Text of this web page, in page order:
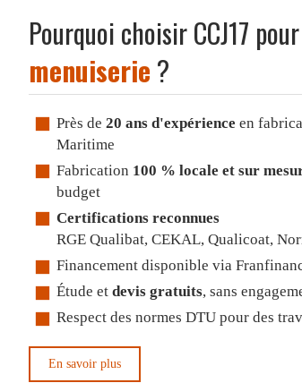
Pourquoi choisir CCJ17
menuiserie ?
Près de 20 ans d'expérience en
Maritime
Fabrication 100 % locale et sur
budget
Certifications reconnues
RGE Qualibat, CEKAL, Qualicoat,
Financement disponible via
Étude et devis gratuits, sans
Respect des normes DTU pour des
En savoir plus